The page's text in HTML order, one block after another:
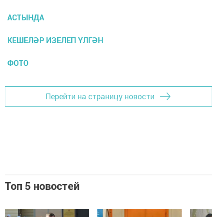
АСТЫНДА
КЕШЕЛӘР ИЗЕЛЕП ҮЛГӘН
ФОТО
Перейти на страницу новости
Топ 5 новостей